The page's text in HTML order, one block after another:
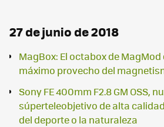
27 de junio de 2018
MagBox: El octabox de
máximo provecho del
Sony FE 400mm F2.8 GM OSS,
súperteleobjetivo de alta
del deporte o la naturaleza